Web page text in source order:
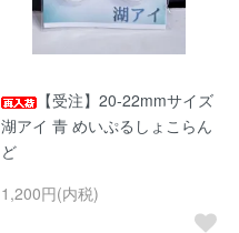
【受注】20-22mmサイズ
湖アイ 青 めいぷるしょこらん
ど
1,200円(内税)